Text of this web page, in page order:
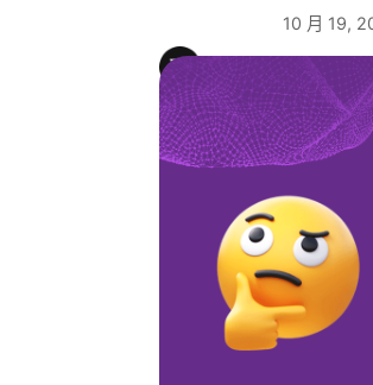
10 月 19,